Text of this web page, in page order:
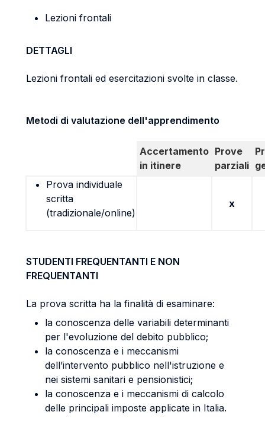
Lezioni frontali
DETTAGLI
Lezioni frontali ed esercitazioni svolte in classe.
Metodi di valutazione dell'apprendimento
Accertamento
in itinere
Prove
parziali
Prova individuale
scritta
(tradizionale/online)
x
STUDENTI FREQUENTANTI E NON
FREQUENTANTI
La prova scritta ha la finalità di esaminare:
la conoscenza delle variabili determinanti
per l'evoluzione del debito pubblico;
la conoscenza e i meccanismi
dell’intervento pubblico nell'istruzione e
nei sistemi sanitari e pensionistici;
la conoscenza e i meccanismi di calcolo
delle principali imposte applicate in Italia.